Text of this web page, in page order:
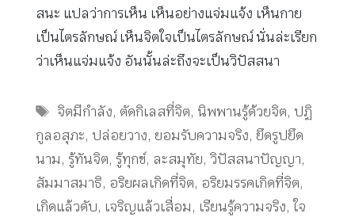
สนะ แปลว่าการเห็น เห็นอย่างแจ่มแจ้ง เห็นกาย
เป็นไตรลักษณ์ เห็นจิตใจเป็นไตรลักษณ์ นั่นล่ะเรียก
ว่าเห็นแจ่มแจ้ง อันนั้นล่ะถึงจะเป็นวิปัสสนา
Tags
จิตมีกำลัง, ตัดกิเลสที่จิต, นิพพานรู้ด้วยจิต, ปฏิ
กูลอสุภะ, ปล่อยวาง, ยอมรับความจริง, ยึดรูปยึด
นาม, รู้ทันจิต, รู้ทุกข์, ละสมุทัย, วิปัสสนาปัญญา,
สัมมาสมาธิ, อริยผลเกิดที่จิต, อริยมรรคเกิดที่จิต,
เกิดแล้วดับ, เจริญแล้วเสื่อม, เรียนรู้ความจริง, ใจ